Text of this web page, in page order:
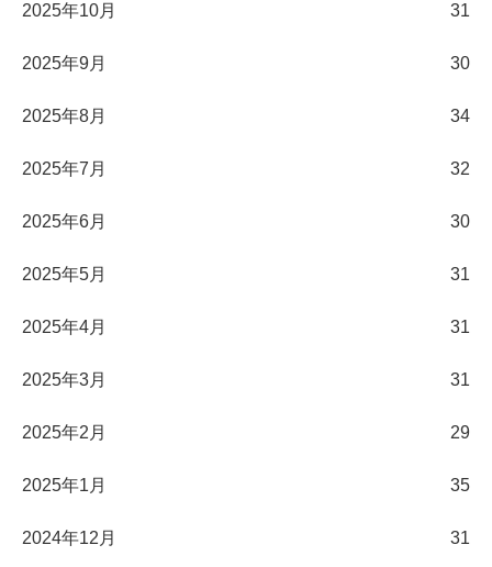
2025年10月 31
2025年9月 30
2025年8月 34
2025年7月 32
2025年6月 30
2025年5月 31
2025年4月 31
2025年3月 31
2025年2月 29
2025年1月 35
2024年12月 31